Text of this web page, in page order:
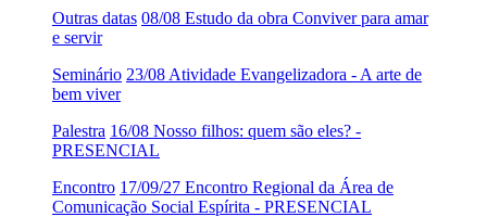
Outras datas 08/08 Estudo da obra Conviver para amar
e servir
Seminário 23/08 Atividade Evangelizadora - A arte de
bem viver
Palestra 16/08 Nosso filhos: quem são eles? -
PRESENCIAL
Encontro 17/09/27 Encontro Regional da Área de
Comunicação Social Espírita - PRESENCIAL